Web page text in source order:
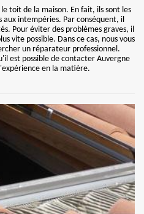
toit de la maison. En fait, ils sont les
aux intempéries. Par conséquent, il
Pour éviter des problèmes graves, il
vite possible. Dans ce cas, nous vous
un réparateur professionnel.
est possible de contacter Auvergne
en la matière.